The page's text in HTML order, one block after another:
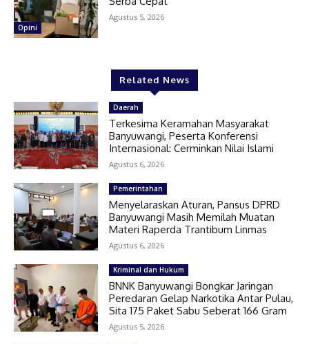
Opini
Agustus 5, 2026
Related News
Daerah
Terkesima Keramahan Masyarakat
Banyuwangi, Peserta Konferensi
Internasional: Cerminkan Nilai Islami
Agustus 6, 2026
Pemerintahan
Menyelaraskan Aturan, Pansus DPRD
Banyuwangi Masih Memilah Muatan
Materi Raperda Trantibum Linmas
Agustus 6, 2026
Kriminal dan Hukum
BNNK Banyuwangi Bongkar Jaringan
Peredaran Gelap Narkotika Antar Pulau,
Sita 175 Paket Sabu Seberat 166 Gram
Agustus 5, 2026